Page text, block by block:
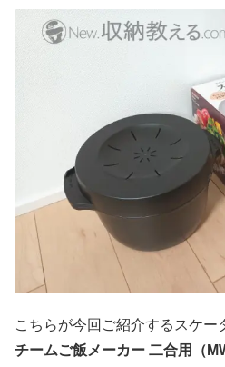
こちらが今回ご紹介するスケー
チームご飯メーカー 二合用（